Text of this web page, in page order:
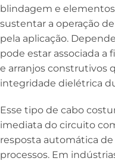
blindagem e
sustentar a operação
pela aplicação.
pode estar associada a
e arranjos construtivos
integridade dielétrica
Esse tipo de cabo
imediata do circuito
resposta automática
processos. Em